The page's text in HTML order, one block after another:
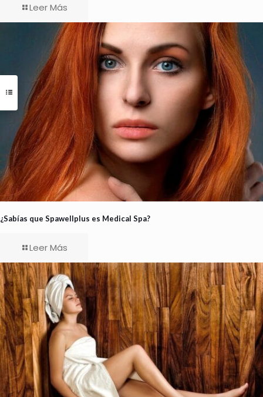
Leer Más
¿Sabías que Spawellplus es Medical Spa?
Leer Más